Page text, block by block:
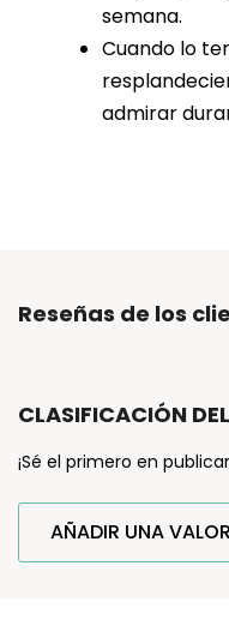
semana.
Cuando lo
admirar
Reseñas de los
CLASIFICACIÓN
¡Sé el primero en
AÑADIR UNA